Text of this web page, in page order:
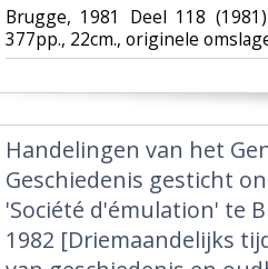
‎Brugge, 1981 Deel 118
377pp., 22cm., originele
‎Handelingen van het
Geschiedenis gesticht
'Société d'émulation' te
1982 [Driemaandelijks